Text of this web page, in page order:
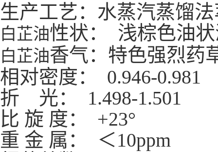
生产工艺：水蒸汽蒸馏
白芷油性状： 浅棕色油
白芷油香气：特色强烈药
相对密度：
折 光： 1.498-1.501
比 旋 度： +23°
重 金 属： ＜